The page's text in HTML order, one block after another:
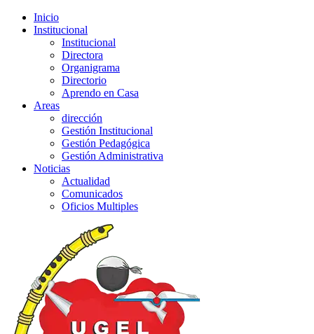
Inicio
Institucional
Institucional
Directora
Organigrama
Directorio
Aprendo en Casa
Areas
dirección
Gestión Institucional
Gestión Pedagógica
Gestión Administrativa
Noticias
Actualidad
Comunicados
Oficios Multiples